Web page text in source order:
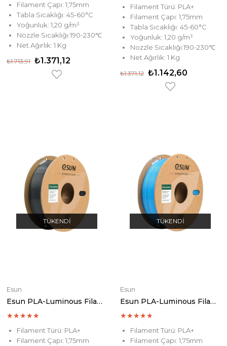
Filament Çapı: 1,75mm
Tabla Sıcaklığı: 45-60°C
Yoğunluk: 1,20 g/m³
Nozzle Sıcaklığı:190-230℃
Net Ağırlık: 1 Kg
₺1.371,12
₺1.713,91
Filament Türü: PLA+
Filament Çapı: 1,75mm
Tabla Sıcaklığı: 45-60°C
Yoğunluk: 1,20 g/m³
Nozzle Sıcaklığı:190-230℃
Net Ağırlık: 1 Kg
₺1.142,60
₺1.371,12
TÜKENDI
Esun
Esun PLA-Luminous Filament Green
★★★★★
Filament Türü: PLA+
Filament Çapı: 1,75mm
TÜKENDI
Esun
Esun PLA-Luminous Filament Blue
★★★★★
Filament Türü: PLA+
Filament Çapı: 1,75mm